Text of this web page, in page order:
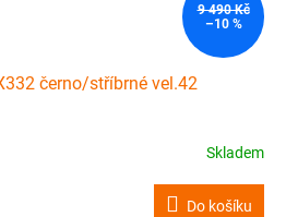
9 490 Kč
–10 %
černo/stříbrné vel.42
Skladem
Do košíku